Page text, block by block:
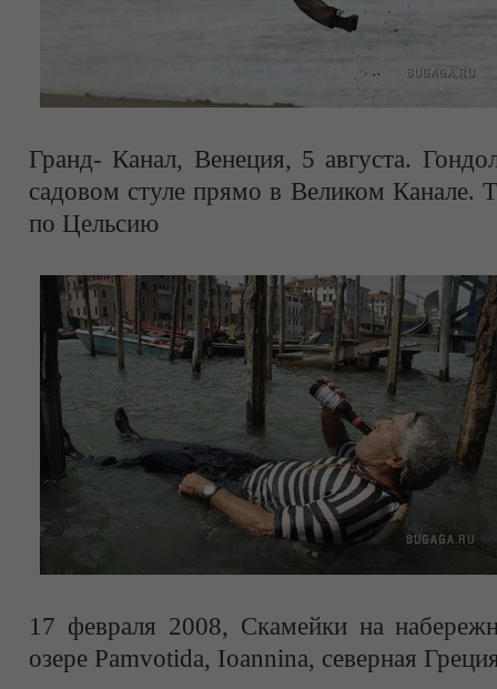
Гранд- Канал, Венеция, 5 августа.
садовом стуле прямо в Великом Канале.
по Цельсию
17 февраля 2008, Скамейки на
озере Pamvotida, Ioannina, северная